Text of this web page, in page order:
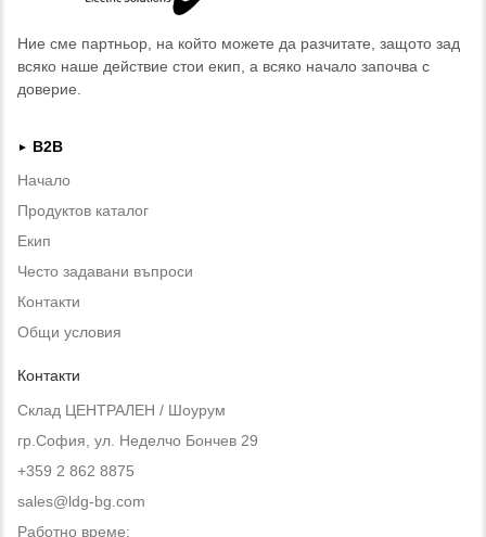
Ние сме партньор, на който можете да разчитате, защото зад
всяко наше действие стои екип, а всяко начало започва с
доверие.
►
B2B
Начало
Продуктов каталог
Екип
Често задавани въпроси
Контакти
Общи условия
Контакти
Склад ЦЕНТРАЛЕН / Шоурум
гр.София, ул. Неделчо Бончев 29
+359 2 862 8875
sales@ldg-bg.com
Работно време: